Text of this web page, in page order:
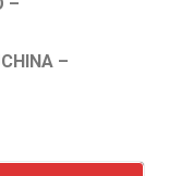
–